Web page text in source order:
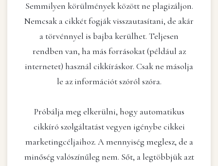
Semmilyen körülmények között ne plagizáljon.
Nemcsak a cikkét fogják visszautasítani, de akár
a törvénnyel is bajba kerülhet. Teljesen
rendben van, ha más forrásokat (például az
internetet) használ cikkíráskor. Csak ne másolja
le az információt szóról szóra.
Próbálja meg elkerülni, hogy automatikus
cikkíró szolgáltatást vegyen igénybe cikkei
marketingcéljaihoz. A mennyiség meglesz, de a
minőség valószínűleg nem. Sőt, a legtöbbjük azt